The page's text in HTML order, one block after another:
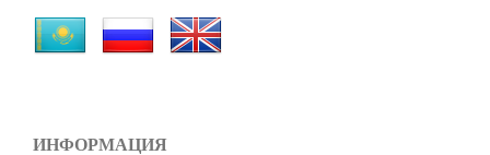
ИНФОРМАЦИЯ